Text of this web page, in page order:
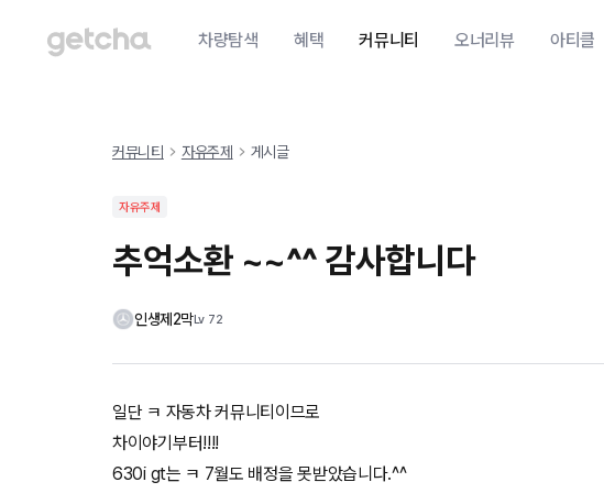
차량탐색 혜택 커뮤니티 오너리뷰 아티클
커뮤니티 자유주제 게시글
자유주제
추억소환 ~~^^ 감사합니다
인생제2막Lv 72
일단 ㅋ 자동차 커뮤니티이므로
차이야기부터!!!!
630i gt는 ㅋ 7월도 배정을 못받았습니다.^^